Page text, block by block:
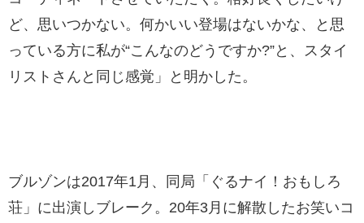
ど、思いつかない。何かいい登場はないかな、と思
っている方に私が“こんなのどうですか?”と、スタイ
リストさんと同じ感覚」と明かした。
ブルゾンは2017年1月、同局「ぐるナイ！おもしろ
荘」に出演しブレーク。20年3月に解散したお笑いコ